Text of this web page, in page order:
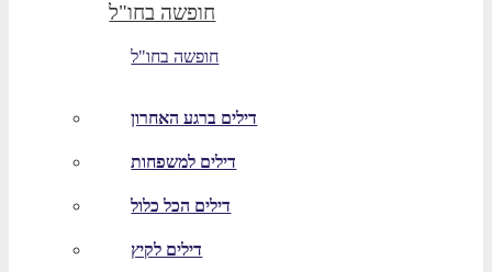
חופשה בחו"ל
חופשה בחו"ל
דילים ברגע האחרון
דילים למשפחות
דילים הכל כלול
דילים לקיץ